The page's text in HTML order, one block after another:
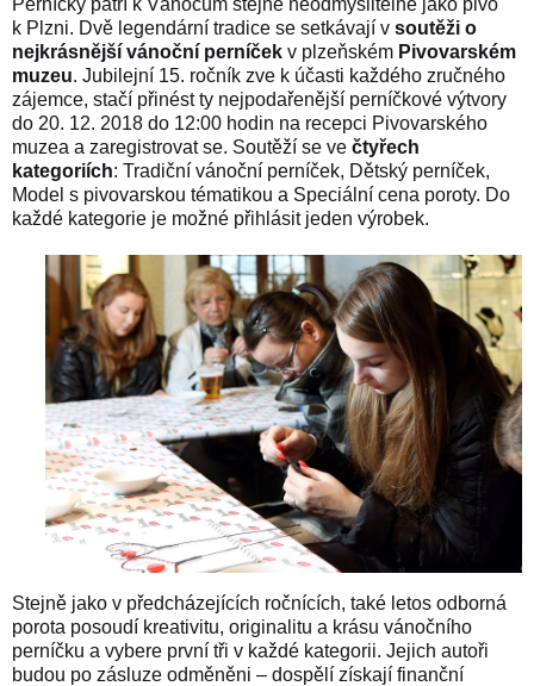
Perníčky patří k Vánocům stejně neodmyslitelně jako pivo
k Plzni. Dvě legendární tradice se setkávají v soutěži o
nejkrásnější vánoční perníček v plzeňském Pivovarském
muzeu. Jubilejní 15. ročník zve k účasti každého zručného
zájemce, stačí přinést ty nejpodařenější perníčkové výtvory
do 20. 12. 2018 do 12:00 hodin na recepci Pivovarského
muzea a zaregistrovat se. Soutěží se ve čtyřech
kategoriích: Tradiční vánoční perníček, Dětský perníček,
Model s pivovarskou tématikou a Speciální cena poroty. Do
každé kategorie je možné přihlásit jeden výrobek.
Stejně jako v předcházejících ročnících, také letos odborná
porota posoudí kreativitu, originalitu a krásu vánočního
perníčku a vybere první tři v každé kategorii. Jejich autoři
budou po zásluze odměněni – dospělí získají finanční